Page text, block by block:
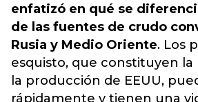
enfatizó en qué se
de las fuentes de crudo
Rusia y Medio Oriente. Los
esquisto, que constituyen
la producción de EEUU,
rápidamente y tienen una